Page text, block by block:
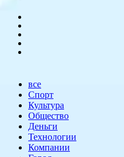
все
Спорт
Культура
Общество
Деньги
Технологии
Компании